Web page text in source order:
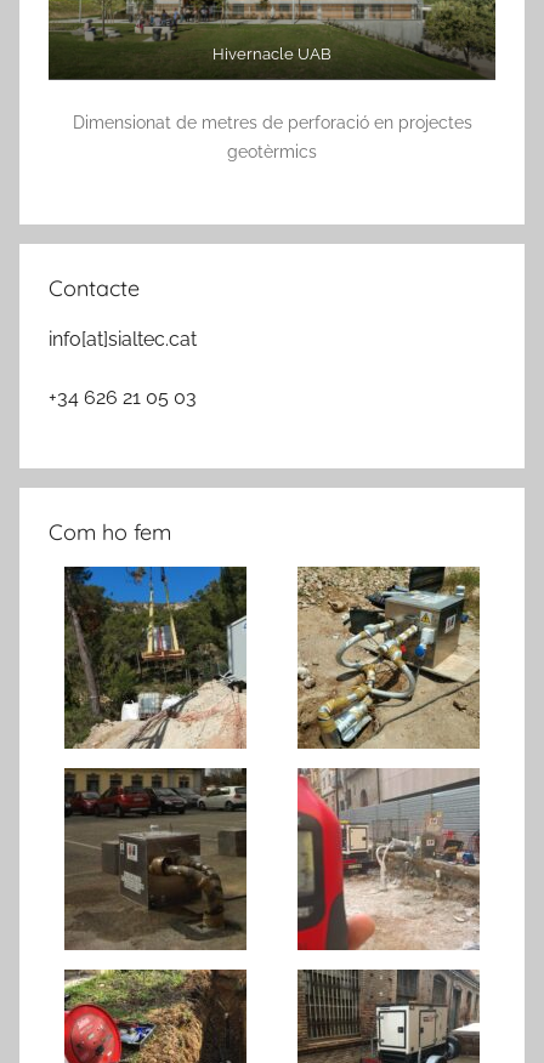
Hivernacle UAB
Dimensionat de metres de perforació en projectes
geotèrmics
Contacte
info[at]sialtec.cat
+34 626 21 05 03
Com ho fem